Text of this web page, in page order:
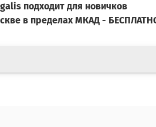
подходит для новичков
в пределах МКАД -